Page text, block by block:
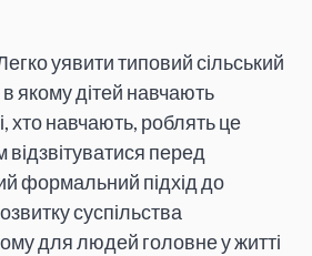
уявити типовий сільський
якому дітей навчають
хто навчають, роблять це
перед
формальний підхід до
суспільства
для людей головне у житті